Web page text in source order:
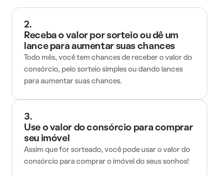
2.
Receba o valor por sorteio ou dê um
lance para aumentar suas chances
Todo mês, você tem chances de receber o valor do
consórcio, pelo sorteio simples ou dando lances
para aumentar suas chances.
3.
Use o valor do consórcio para comprar
seu imóvel
Assim que for sorteado, você pode usar o valor do
consórcio para comprar o imóvel do seus sonhos!